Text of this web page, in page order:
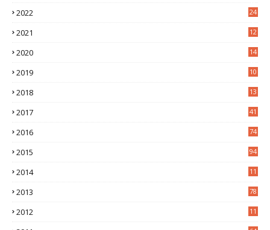
2022
24
2021
12
2020
14
2019
10
2018
13
2017 41
2016 74
2015 94
2014
11
2013 78
2012
11